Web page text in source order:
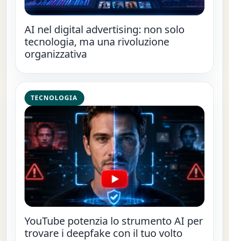
AI nel digital advertising: non solo
tecnologia, ma una rivoluzione
organizzativa
TECNOLOGIA
YouTube potenzia lo strumento AI per
trovare i deepfake con il tuo volto